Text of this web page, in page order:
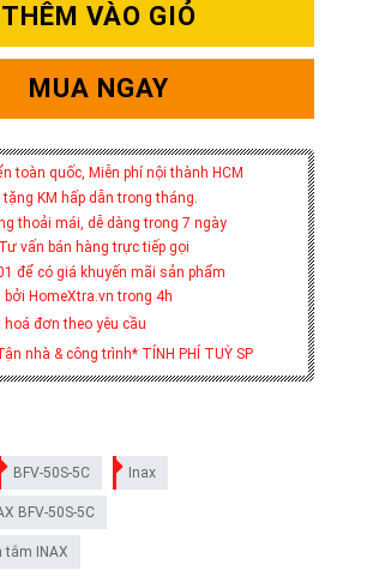
THÊM VÀO GIỎ
MUA NGAY
toàn quốc, Miễn phí nội thành HCM
tặng KM hấp dẫn trong tháng.
thoải mái, dễ dàng trong 7 ngày
vấn bán hàng trực tiếp gọi
để có giá khuyến mãi sản phẩm
bởi HomeXtra.vn trong 4h
hoá đơn theo yêu cầu
nhà & công trình* TÍNH PHÍ TUỲ SP
BFV-50S-5C Inax
BFV-50S-5C
tắm INAX